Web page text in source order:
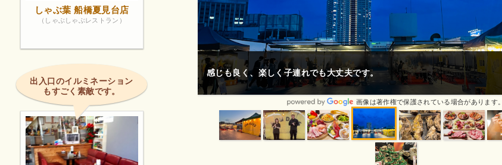
保護されている場合があります。
感じも良く、楽しく子連れでも大丈夫です。
画像は著作権で保護されている場合があります。
しゃぶ葉 船橋夏見台店
（しゃぶしゃぶレストラン）
出入口のイルミネーション
もすごく素敵です。